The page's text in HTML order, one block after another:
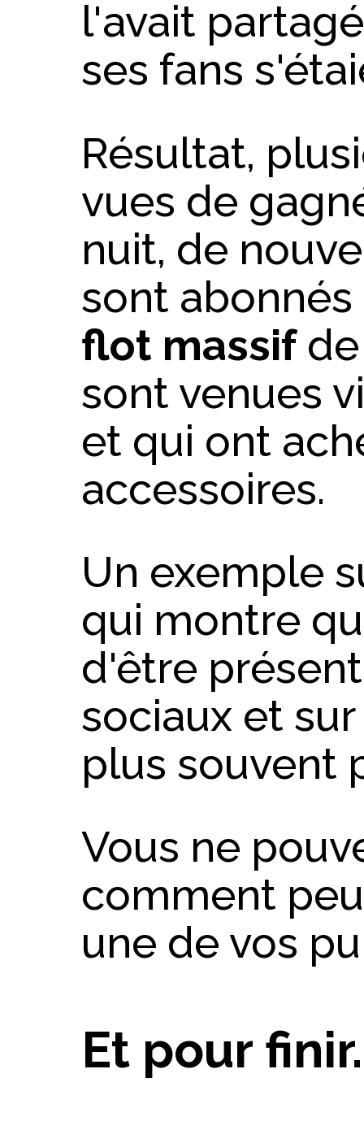
l'avait
ses fans
Résultat,
vues de
nuit, de
sont
flot massifde
sont venues
et qui ont
accessoires.
Un exemple
qui montre
d'être
sociaux et
plus souvent
Vous ne
comment
une de vos
Et pour